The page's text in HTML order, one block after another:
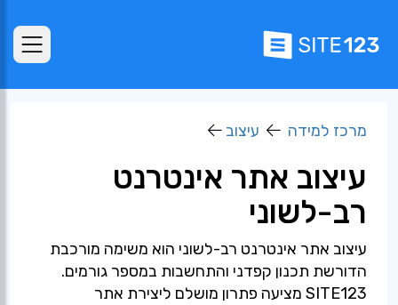
מרכז למידה עיצוב
עיצוב אתר אינטרנט
רב-לשוני
עיצוב אתר אינטרנט רב-לשוני הוא משימה מורכבת
הדורשת תכנון קפדני והתחשבות במספר גורמים.
SITE123 מציעה פתרון מושלם ליצירת אתר